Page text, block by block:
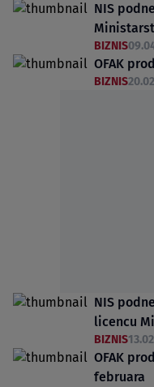
NIS
BIZNIS
OFAK
BIZNIS
NIS
licencu
BIZNIS
OFAK
februara